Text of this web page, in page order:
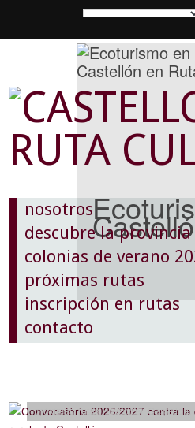
nosotros
descubre la provincia
colonias de verano
próximas rutas
inscripción en rutas
contacto
próximas rutas,Recorrer Castellón,